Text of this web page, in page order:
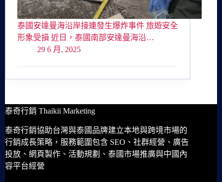
泰國安達曼海沿岸接連發生爆炸事件 旅遊安全
形象受損 近日，泰國南部安達曼海沿…
29 6 月, 2025
泰奇行銷 Thaikii Marketing
泰奇行銷協助台灣與泰國品牌建立本地與跨境市場的
行銷成長策略，服務範圍包含 SEO、社群經營、廣告
投放、網頁製作、活動規劃、泰國市場推廣與中國內
容平台經營